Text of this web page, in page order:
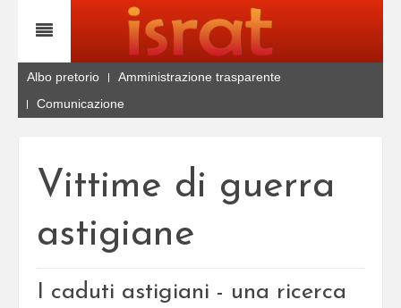
Albo pretorio
Amministrazione trasparente
Comunicazione
Vittime di guerra
astigiane
I caduti astigiani - una ricerca